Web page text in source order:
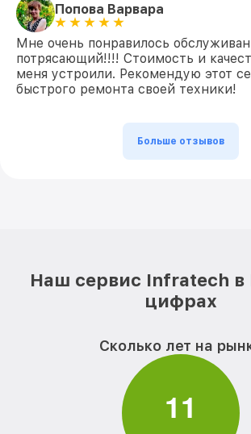
Попова Варвара
Мне очень понравилось
потрясающий!!!! Стоимость и
меня устроили. Рекомендую этот
быстрого ремонта своей техники!
Больше отзывов
Наш сервис Infratech в
цифрах
Сколько лет на
11